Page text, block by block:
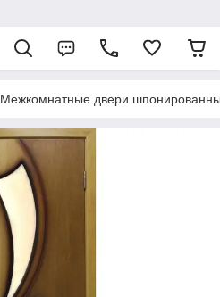
Межкомнатные двери